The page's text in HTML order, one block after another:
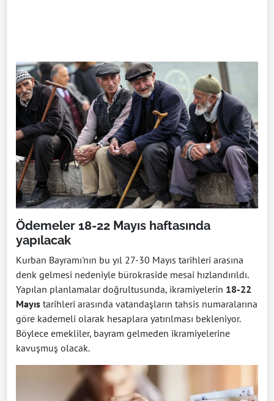
Ödemeler 18-22 Mayıs haftasında
yapılacak
Kurban Bayramı'nın bu yıl 27-30 Mayıs tarihleri arasına
denk gelmesi nedeniyle bürokraside mesai hızlandırıldı.
Yapılan planlamalar doğrultusunda, ikramiyelerin 18-22
Mayıs tarihleri arasında vatandaşların tahsis numaralarına
göre kademeli olarak hesaplara yatırılması bekleniyor.
Böylece emekliler, bayram gelmeden ikramiyelerine
kavuşmuş olacak.